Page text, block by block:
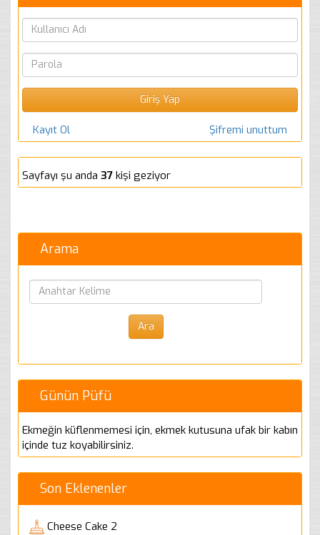
Kayıt Ol Şifremi unuttum
Sayfayı şu anda 37 kişi geziyor
Arama
Günün Püfü
Ekmeğin küflenmemesi için, ekmek kutusuna ufak bir kabın
içinde tuz koyabilirsiniz.
Son Eklenenler
Cheese Cake 2